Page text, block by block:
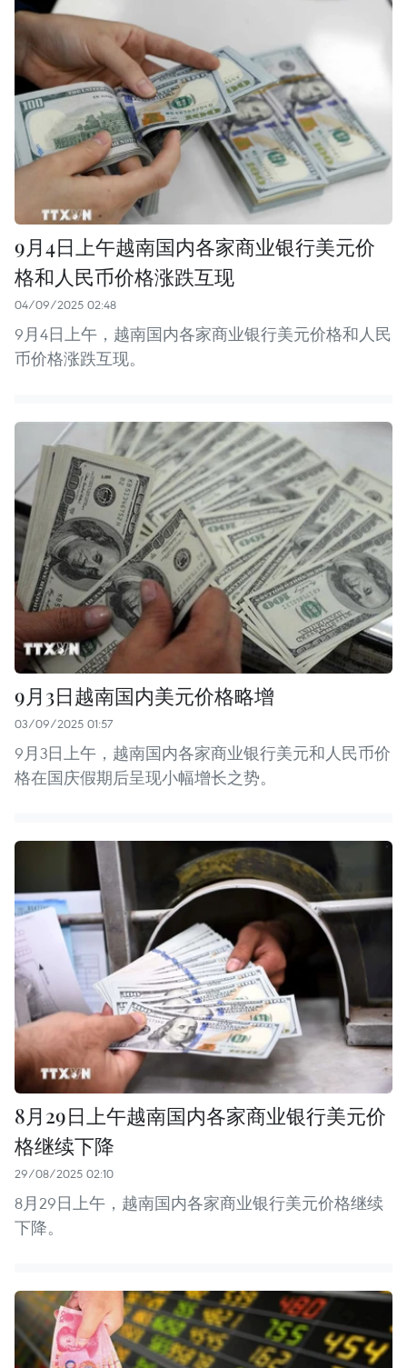
9月4日上午越南国内各家商业银行美元价
格和人民币价格涨跌互现
04/09/2025 02:48
9月4日上午，越南国内各家商业银行美元价格和人民
币价格涨跌互现。
9月3日越南国内美元价格略增
03/09/2025 01:57
9月3日上午，越南国内各家商业银行美元和人民币价
格在国庆假期后呈现小幅增长之势。
8月29日上午越南国内各家商业银行美元价
格继续下降
29/08/2025 02:10
8月29日上午，越南国内各家商业银行美元价格继续
下降。